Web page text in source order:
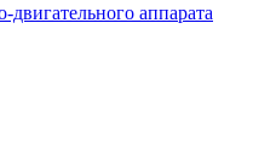
аппарата